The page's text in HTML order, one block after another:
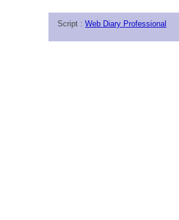
Script : Web Diary Professional